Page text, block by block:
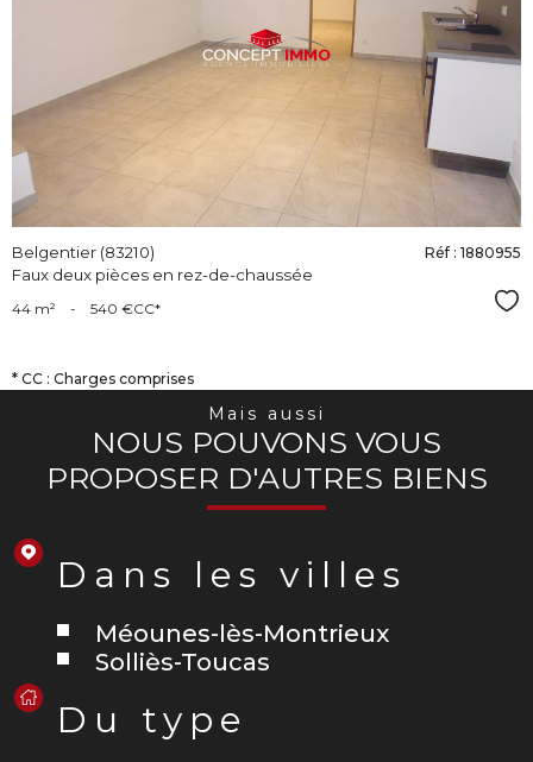
voir le
bien
Belgentier (83210)
Faux deux pièces en rez-de-chaussée
Réf : 1880955
44 m² - 540 €CC*
* CC : Charges comprises
Mais aussi
NOUS POUVONS VOUS
PROPOSER D'AUTRES BIENS
Dans les villes
Méounes-lès-Montrieux
Solliès-Toucas
Du type